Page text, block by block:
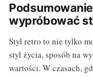
wypróbować
Styl retro to nie tylko
styl życia, sposób na
wartości. W czasach,